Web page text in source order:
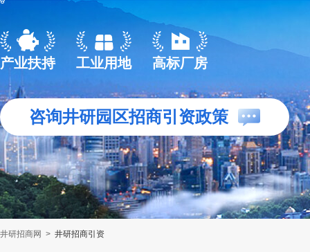
产业扶持 工业用地 高标厂房
咨询井研园区招商引资政策
井研招商网 > 井研招商引资